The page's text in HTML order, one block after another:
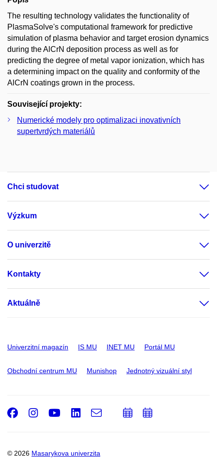
The resulting technology validates the functionality of
PlasmaSolve's computational framework for predictive
simulation of plasma behavior and target erosion dynamics
during the AlCrN deposition process as well as for
predicting the degree of metal vapor ionization, which has
a determining impact on the quality and conformity of the
AlCrN coatings grown in the process.
Související projekty:
Numerické modely pro optimalizaci inovativních
supertvrdých materiálů
Chci studovat
Výzkum
O univerzitě
Kontakty
Aktuálně
Univerzitní magazín IS MU INET MU Portál MU
Obchodní centrum MU Munishop Jednotný vizuální styl
© 2026 Masarykova univerzita
Facebook
Instagram
Youtube
LinkedIn
e-
Email
PřidatPřidat